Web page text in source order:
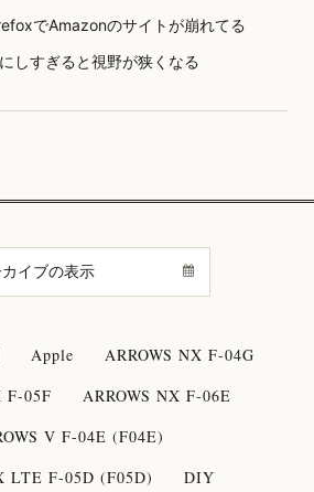
でAmazonのサイトが崩れてる
しすぎると視野が狭くなる
Apple
ARROWS NX F-04G
F-05F
ARROWS NX F-06E
V F-04E (F04E)
LTE F-05D (F05D)
DIY